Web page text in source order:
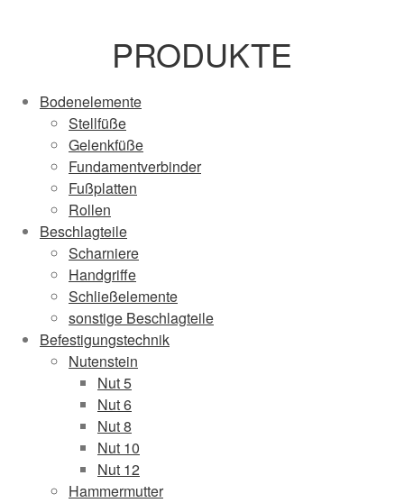
PRODUKTE
Bodenelemente
Stellfüße
Gelenkfüße
Fundamentverbinder
Fußplatten
Rollen
Beschlagteile
Scharniere
Handgriffe
Schließelemente
sonstige Beschlagteile
Befestigungstechnik
Nutenstein
Nut 5
Nut 6
Nut 8
Nut 10
Nut 12
Hammermutter